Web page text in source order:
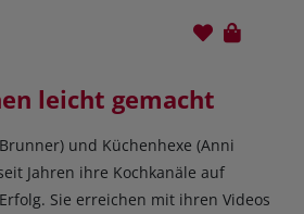
leicht gemacht
und Küchenhexe (Anni
Jahren ihre Kochkanäle auf
Sie erreichen mit ihren Videos